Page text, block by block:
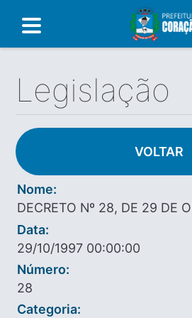
Legislação
VOLTAR
Nome:
DECRETO Nº 28, DE 29 DE
Data:
29/10/1997 00:00:00
Número:
28
Categoria: